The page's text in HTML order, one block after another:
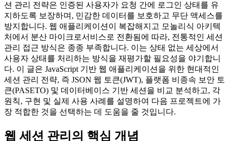
션 관리 전략은 인증된 사용자가 요청 간에 로그인 상태를 유
지하도록 보장하며, 민감한 데이터를 보호하고 무단 액세스를
방지합니다. 웹 애플리케이션이 복잡해지고 모놀리식 아키텍
처에서 분산 마이크로서비스로 전환됨에 따라, 전통적인 세션
관리 접근 방식은 종종 부족합니다. 이는 상태 없는 세상에서
사용자 상태를 처리하는 방식을 재평가할 필요성을 야기합니
다. 이 글은 JavaScript 기반 웹 애플리케이션을 위한 현대적인
세션 관리 전략, 즉 JSON 웹 토큰(JWT), 플랫폼 비종속 보안 토
큰(PASETO) 및 데이터베이스 기반 세션을 비교 분석하고, 각
원칙, 구현 및 실제 사용 사례를 설명하여 다음 프로젝트에 가
장 적합한 것을 선택하는 데 도움을 줄 것입니다.
웹 세션 관리의 핵심 개념